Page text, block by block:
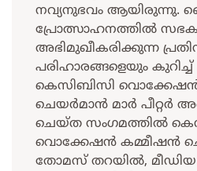
നവ്യനുഭവം ആയിരുന്നു.
പ്രോത്സാഹനത്തിൽ
അഭിമുഖീകരിക്കുന്ന
പരിഹാരങ്ങളെയും
കെസിബിസി
ചെയർമാൻ മാർ പീറ്റർ
ചെയ്ത സംഗമത്തിൽ
വൊക്കേഷൻ കമ്മീഷൻ
തോമസ് തറയിൽ, മീഡിയ